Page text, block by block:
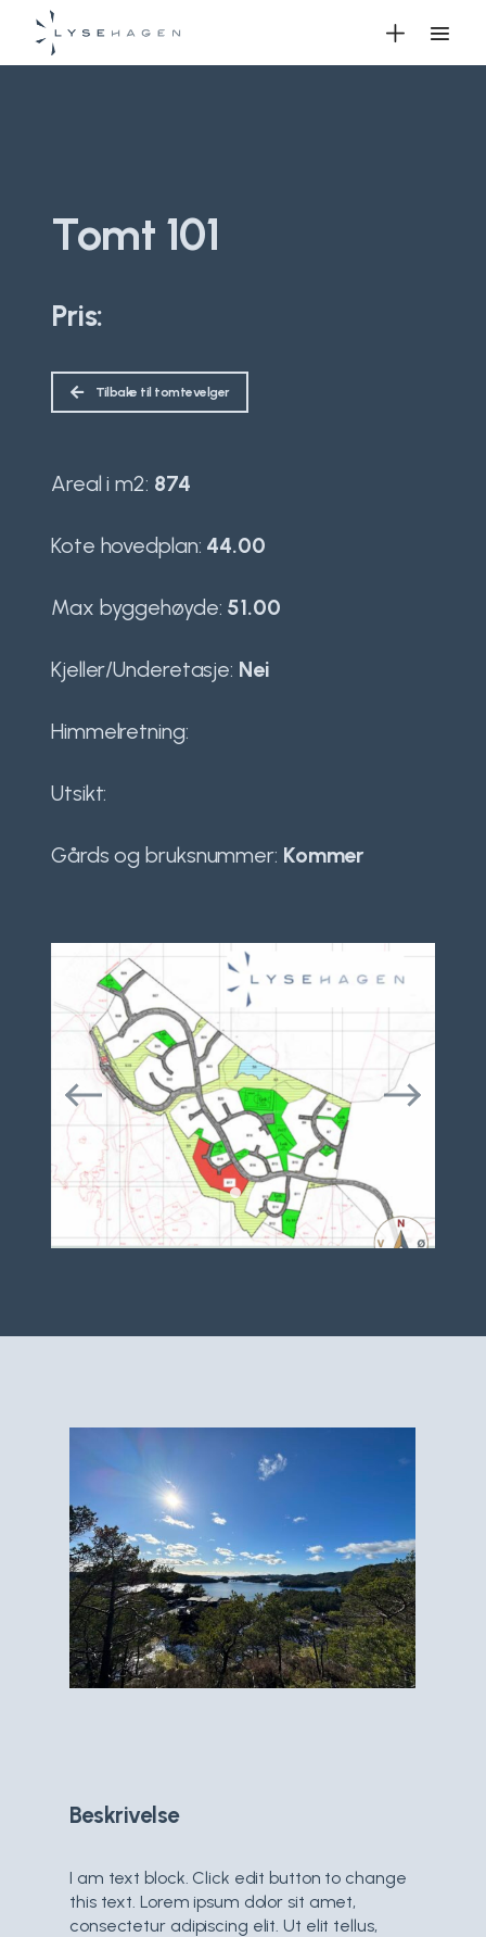
Tomt 101
Pris:
Tilbake til tomtevelger
Areal i m2: 874
Kote hovedplan: 44.00
Max byggehøyde: 51.00
Kjeller/Underetasje: Nei
Himmelretning:
Utsikt:
Gårds og bruksnummer: Kommer
Beskrivelse
I am text block. Click edit button to change
this text. Lorem ipsum dolor sit amet,
consectetur adipiscing elit. Ut elit tellus,